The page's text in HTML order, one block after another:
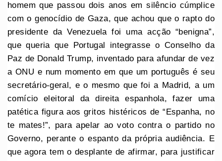
homem que passou dois anos em silêncio cúmplice
com o genocídio de Gaza, que achou que o rapto do
presidente da Venezuela foi uma acção “benigna”,
que queria que Portugal integrasse o Conselho da
Paz de Donald Trump, inventado para afundar de vez
a ONU e num momento em que um português é seu
secretário-geral, e o mesmo que foi a Madrid, a um
comício eleitoral da direita espanhola, fazer uma
patética figura aos gritos histéricos de “Espanha, no
te mates!”, para apelar ao voto contra o partido no
Governo, perante o espanto da própria audiência. E
que agora tem o desplante de afirmar, para justificar